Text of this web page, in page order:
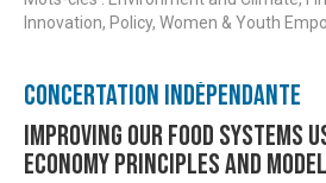
Innovation, Policy, Women & Youth
Concertation Indépendante
Improving our food systems
economy principles and